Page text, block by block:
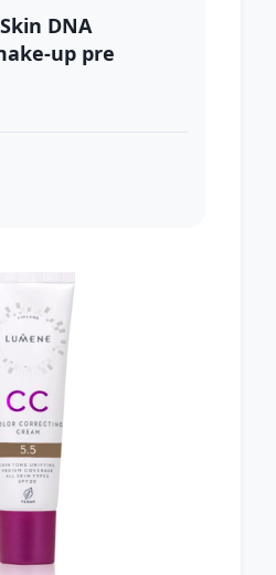
DNA
up pre
Cookie 34